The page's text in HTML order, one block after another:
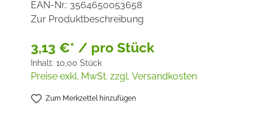
EAN-Nr.: 3564650053658
Zur Produktbeschreibung
3,13 €* / pro Stück
Inhalt: 10,00 Stück
Preise exkl. MwSt. zzgl. Versandkosten
Zum Merkzettel hinzufügen